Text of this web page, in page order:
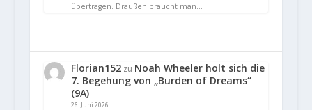
übertragen. Draußen braucht man…
Florian152zu Noah Wheeler holt sich die
7. Begehung von „Burden of Dreams“
(9A)
26. Juni 2026